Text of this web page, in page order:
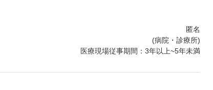
匿名
(病院・診療所)
医療現場従事期間：3年以上~5年未満